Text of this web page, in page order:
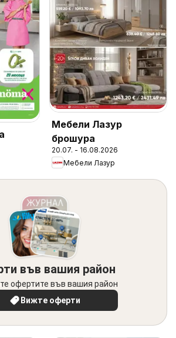
Мебели Лазур
брошура
20.07. - 16.08.2026
Мебели Лазур
във вашия район
офертите във вашия район
Вижте оферти